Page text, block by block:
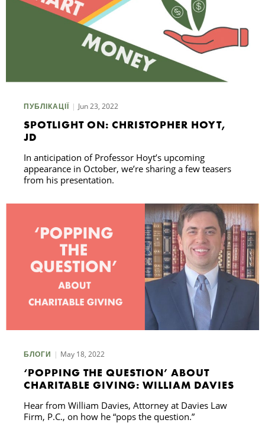
ПУБЛІКАЦІЇ Jun 23, 2022
SPOTLIGHT ON: CHRISTOPHER HOYT,
JD
In anticipation of Professor Hoyt’s upcoming
appearance in October, we’re sharing a few teasers
from his presentation.
БЛОГИ May 18, 2022
‘POPPING THE QUESTION’ ABOUT
CHARITABLE GIVING: WILLIAM DAVIES
Hear from William Davies, Attorney at Davies Law
Firm, P.C., on how he “pops the question.”